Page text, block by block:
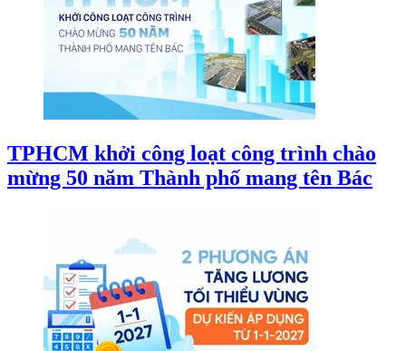
TPHCM khởi công loạt công trình chào
mừng 50 năm Thành phố mang tên Bác